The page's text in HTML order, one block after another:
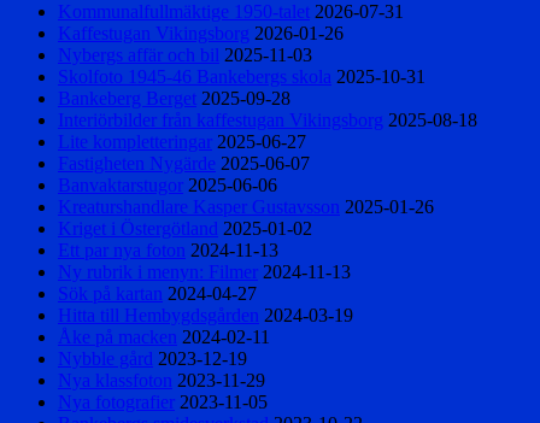
Kommunalfullmäktige 1950-talet 2026-07-31
Kaffestugan Vikingsborg 2026-01-26
Nybergs affär och bil 2025-11-03
Skolfoto 1945-46 Bankebergs skola 2025-10-31
Bankeberg Berget 2025-09-28
Interiörbilder från kaffestugan Vikingsborg 2025-08-18
Lite kompletteringar 2025-06-27
Fastigheten Nygärde 2025-06-07
Banvaktarstugor 2025-06-06
Kreaturshandlare Kasper Gustavsson 2025-01-26
Kriget i Östergötland 2025-01-02
Ett par nya foton 2024-11-13
Ny rubrik i menyn: Filmer 2024-11-13
Sök på kartan 2024-04-27
Hitta till Hembygdsgården 2024-03-19
Åke på macken 2024-02-11
Nybble gård 2023-12-19
Nya klassfoton 2023-11-29
Nya fotografier 2023-11-05